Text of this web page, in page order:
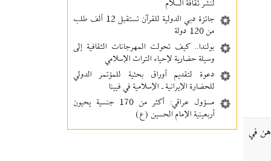
في
لنشر ثقافة السلام
جائزة دبي الدولية للقرآن تستقبل 12 ألف طلب
من 120 دولة
بولندا.. كيف تحولت المهرجانات الثقافية إلى
وسيلة حضارية لإحياء التراث الإسلامي
دعوة لتقديم أوراق بحثية للمؤتمر الدولي
للحضارة الإيرانية ـ الإسلامية في فيينا
مسؤول عراقي: أكثر من 170 جنسية يحيون
أربعينية الإمام الحسين (ع)